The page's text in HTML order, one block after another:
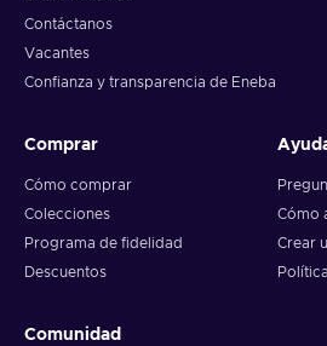
Contáctanos
Vacantes
Confianza y transparencia de Eneba
Comprar
Cómo comprar
Colecciones
Programa de fidelidad
Descuentos
Cómo
Crear
Comunidad